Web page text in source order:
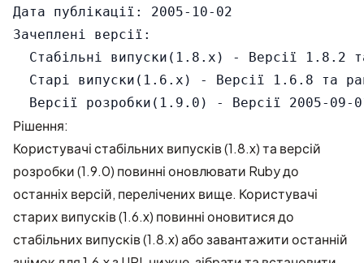
Дата публікації: 2005-10-02
Зачеплені версії:
Стабільні випуски(1.8.x) - Версії 1.8.2
Старі випуски(1.6.x) - Версії 1.6.8 та
Рішення:
Користувачі стабільних випусків (1.8.x) та версій
розробки (1.9.0) повинні оновлювати Ruby до
останніх версій, перелічених вище. Користувачі
старих випусків (1.6.x) повинні оновитися до
стабільних випусків (1.8.x) або завантажити останній